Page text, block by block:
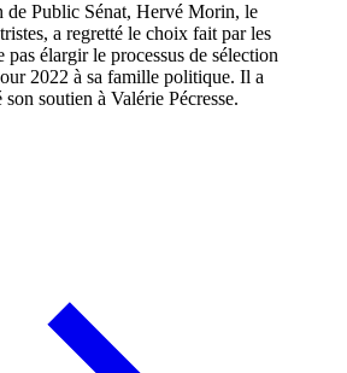
de Public Sénat, Hervé Morin, le
a regretté le choix fait par les
élargir le processus de sélection
2022 à sa famille politique. Il a
soutien à Valérie Pécresse.